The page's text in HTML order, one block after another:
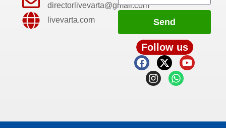
directorlivevarta@gmail.com
livevarta.com
Send
Follow us